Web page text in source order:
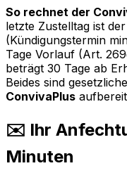
So rechnet der
letzte Zustelltag ist
(Kündigungstermin
Tage Vorlauf (Art.
beträgt 30 Tage ab
Beides sind
ConvivaPlus
✉️ Ihr
Minuten